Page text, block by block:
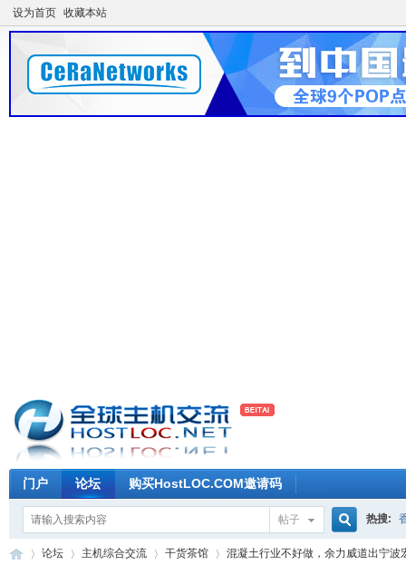
设为首页 收藏本站
门户 论坛 购买HostLOC.COM邀请码
帖子
搜
热搜:
论坛 主机综合交流 干货茶馆 混凝土行业不好做，余力威道出宁波